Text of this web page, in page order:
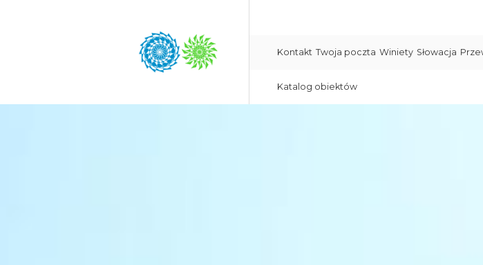
Kontakt Twoja poczta Winiety Słowacja
Katalog obiektów